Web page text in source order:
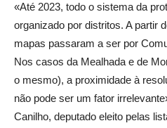
«Até 2023, todo o sistema da
organizado por distritos. A partir
mapas passaram a ser por
Nos casos da Mealhada e de
o mesmo), a proximidade à
não pode ser um fator
Canilho, deputado eleito pelas